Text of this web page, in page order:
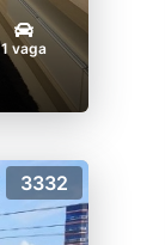
1 vaga
3332